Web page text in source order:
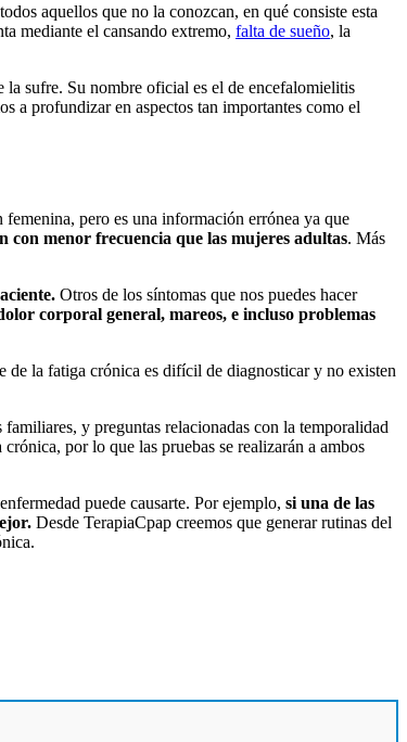
aquellos que no la conozcan, en qué consiste esta
mediante el cansando extremo, falta de sueño, la
la sufre. Su nombre oficial es el de encefalomielitis
a profundizar en aspectos tan importantes como el
pero es una información errónea ya que
con menor frecuencia que las mujeres adultas. Más
Otros de los síntomas que nos puedes hacer
corporal general, mareos, e incluso problemas
de la fatiga crónica es difícil de diagnosticar y no existen
y preguntas relacionadas con la temporalidad
por lo que las pruebas se realizarán a ambos
puede causarte. Por ejemplo, si una de las
Desde TerapiaCpap creemos que generar rutinas del